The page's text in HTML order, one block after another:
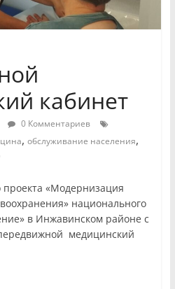
кабинет
0 Комментариев
, обслуживание населения,
«Модернизация
национального
в Инжавинском районе с
медицинский